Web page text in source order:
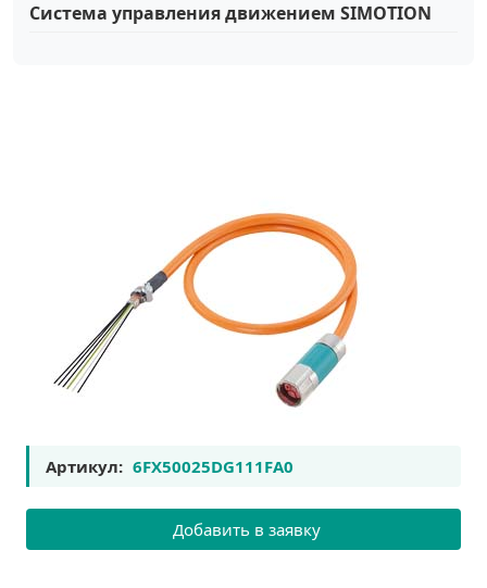
Система управления движением SIMOTION
Артикул: 6FX50025DG111FA0
Добавить в заявку